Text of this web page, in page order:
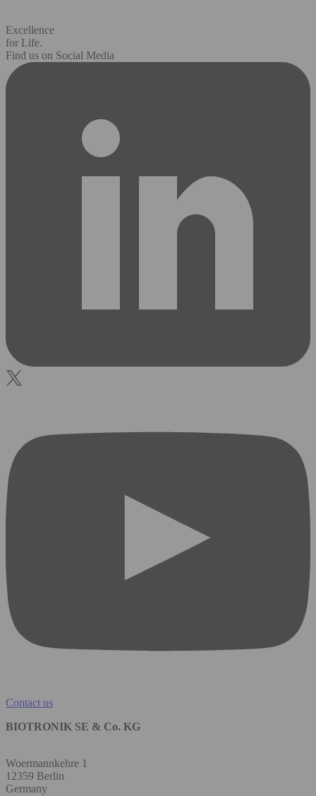
Excellence
for Life.
Find us on Social Media
Contact us
BIOTRONIK SE & Co. KG
Woermannkehre 1
12359 Berlin
Germany